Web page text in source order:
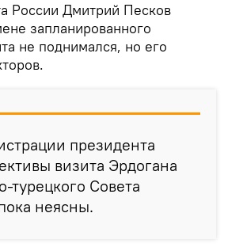
России Дмитрий Песков
запланированного
не поднимался, но его
президента
визита Эрдогана
турецкого Совета
неясны.